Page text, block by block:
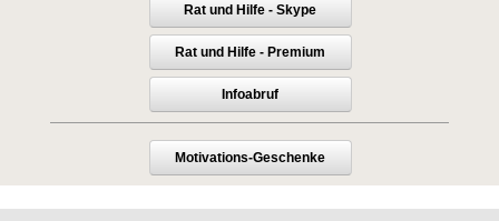
Rat und Hilfe - Skype
Rat und Hilfe - Premium
Infoabruf
Motivations-Geschenke